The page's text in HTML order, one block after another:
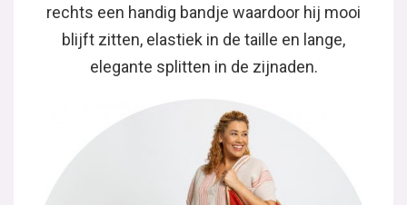
rechts een handig bandje waardoor hij mooi
blijft zitten, elastiek in de taille en lange,
elegante splitten in de zijnaden.